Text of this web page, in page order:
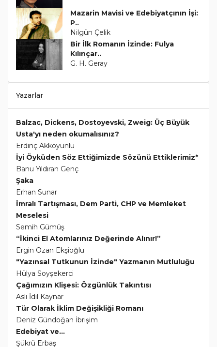
Mazarin Mavisi ve Edebiyatçının İşi:
P..
Nilgün Çelik
Bir İlk Romanın İzinde: Fulya
Kılınçar..
G. H. Geray
Yazarlar
Balzac, Dickens, Dostoyevski, Zweig: Üç Büyük
Usta'yı neden okumalısınız?
Erdinç Akkoyunlu
İyi Öyküden Söz Ettiğimizde Sözünü Ettiklerimiz*
Banu Yıldıran Genç
Şaka
Erhan Sunar
İmralı Tartışması, Dem Parti, CHP ve Memleket
Meselesi
Semih Gümüş
“İkinci El Atomlarınız Değerinde Alınır!”
Ergin Ozan Ekşioğlu
"Yazınsal Tutkunun İzinde" Yazmanın Mutluluğu
Hülya Soyşekerci
Çağımızın Klişesi: Özgünlük Takıntısı
Aslı İdil Kaynar
Tür Olarak İklim Değişikliği Romanı
Deniz Gündoğan İbrişim
Edebiyat ve...
Şükrü Erbaş